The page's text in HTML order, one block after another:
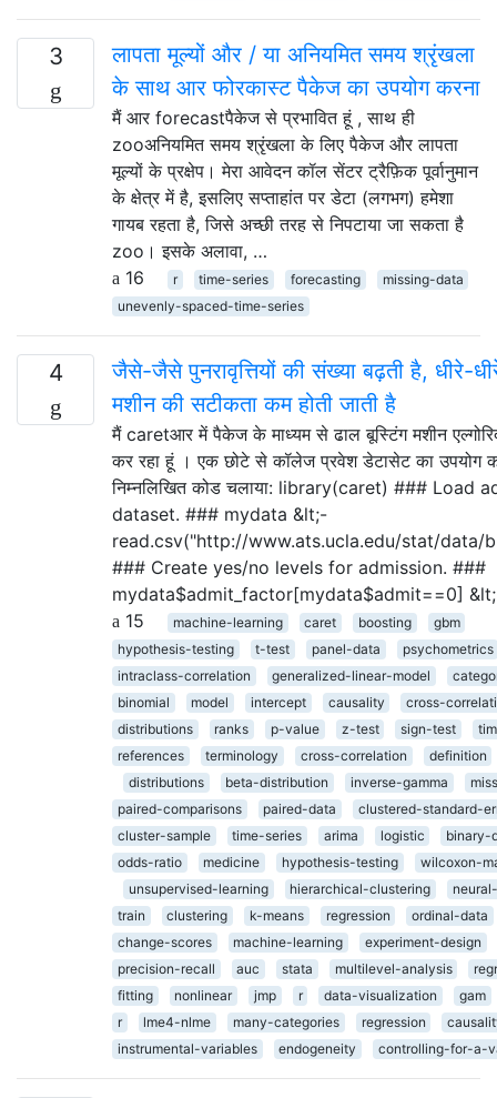
3
लापता मूल्यों और / या अनियमित समय श्रृंखला
के साथ आर फोरकास्ट पैकेज का उपयोग करना
मैं आर forecastपैकेज से प्रभावित हूं , साथ ही
zooअनियमित समय श्रृंखला के लिए पैकेज और लापता
मूल्यों के प्रक्षेप। मेरा आवेदन कॉल सेंटर ट्रैफ़िक पूर्वानुमान
के क्षेत्र में है, इसलिए सप्ताहांत पर डेटा (लगभग) हमेशा
गायब रहता है, जिसे अच्छी तरह से निपटाया जा सकता है
zoo। इसके अलावा, …
16
r time-series forecasting
missing-data
unevenly-spaced-time-series
4
जैसे-जैसे पुनरावृत्तियों की संख्या बढ़ती है, धीरे-
मशीन की सटीकता कम होती जाती है
मैं caretआर में पैकेज के माध्यम से ढाल बूस्टिंग मशीन
कर रहा हूं । एक छोटे से कॉलेज प्रवेश डेटासेट का उपयोग
निम्नलिखित कोड चलाया: library(caret) ### Load
dataset. ### mydata &lt;-
read.csv("http://www.ats.ucla.edu/stat/data/
### Create yes/no levels for admission. ###
mydata$admit_factor[mydata$admit==0]
15
machine-learning caret boosting
gbm
hypothesis-testing
t-test panel-data
psychometrics
intraclass-correlation
generalized-linear-model
binomial
model intercept causality
cross-
distributions
ranks p-value z-test sign-test
references
terminology cross-correlation
definition
distributions
beta-distribution inverse-gamma
paired-comparisons
paired-data
clustered-standard-
cluster-sample
time-series arima logistic
binary-
odds-ratio
medicine hypothesis-testing
wilcoxon-
unsupervised-learning
hierarchical-clustering
train
clustering k-means regression
ordinal-data
change-scores
machine-learning
experiment-design
precision-recall
auc stata multilevel-analysis
fitting
nonlinear jmp r data-visualization
gam
r
lme4-nlme many-categories regression
instrumental-variables
endogeneity controlling-for-a-